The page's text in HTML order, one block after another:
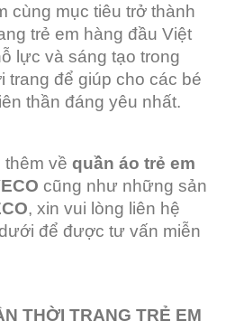
cùng mục tiêu trở thành
trẻ em hàng đầu Việt
lực và sáng tạo trong
trang để giúp cho các bé
thần đáng yêu nhất.
thêm về quần áo trẻ em
cũng như những sản
, xin vui lòng liên hệ
để được tư vấn miễn
THỜI TRANG TRẺ EM